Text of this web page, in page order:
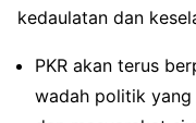
kedaulatan dan
PKR akan terus
wadah politik yang